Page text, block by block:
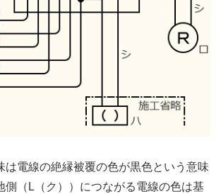
は電線の絶縁被覆の色が黒色という意味
側（L（ク））につながる電線の色は基